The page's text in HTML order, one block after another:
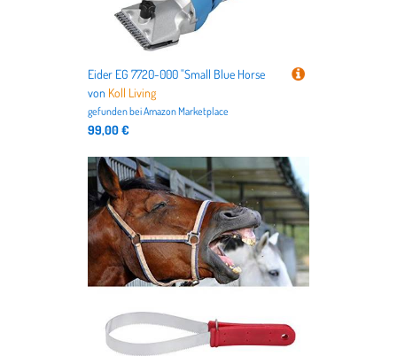
Eider EG 7720-000 "Small Blue Horse
von Koll Living
gefunden beiAmazon Marketplace
99,00 €